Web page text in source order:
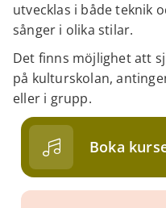
utvecklas i både teknik
sånger i olika stilar.
Det finns möjlighet att
på kulturskolan,
eller i grupp.
Boka